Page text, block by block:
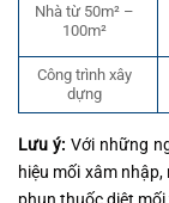
Nhà từ 50m² –
100m²
Công trình xây
dựng
Lưu ý: Với những
hiệu mối xâm